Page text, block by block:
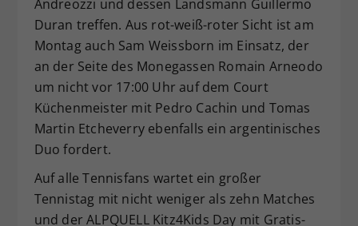
Andreozzi und dessen Landsmann Guillermo
Duran treffen. Aus rot-weiß-roter Sicht ist am
Montag auch Sam Weissborn im Einsatz, der
an der Seite des Monegassen Romain Arneodo
um nicht vor 17:00 Uhr auf dem Court
Küchenmeister mit Pedro Cachin und Tomas
Martin Etcheverry ebenfalls ein argentinisches
Duo fordert.
Auf alle Tennisfans wartet ein großer
Tennistag mit nicht weniger als zehn Matches
und der ALPQUELL Kitz4Kids Day mit Gratis-